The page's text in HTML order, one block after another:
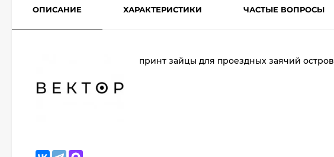
ОПИСАНИЕ ХАРАКТЕРИСТИКИ ЧАСТЫЕ ВОПРОСЫ
принт зайцы для проездных заячий остров